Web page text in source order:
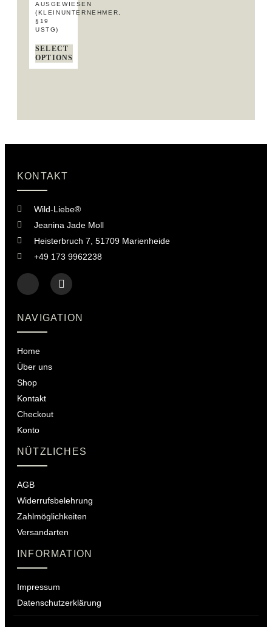
AUSGEWIESEN
(KLEINUNTERNEHMER,
§19
USTG)
SELECT
OPTIONS
KONTAKT
Wild-Liebe®
Jeanina Jade Moll
Heisterbruch 7, 51709 Marienheide
+49 173 9962238
NAVIGATION
Home
Über uns
Shop
Kontakt
Checkout
Konto
NÜTZLICHES
AGB
Widerrufsbelehrung
Zahlmöglichkeiten
Versandarten
INFORMATION
Impressum
Datenschutzerklärung